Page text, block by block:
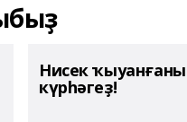
Нисек
күрһәгеҙ!